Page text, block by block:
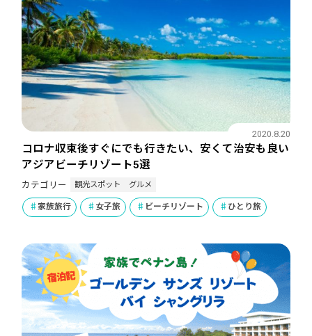
コロナ収束後すぐにでも行きたい、安くて治安も良い
アジアビーチリゾート5選
2020.8.20
カテゴリー 観光スポット グルメ
家族旅行 女子旅 ビーチリゾート ひとり旅